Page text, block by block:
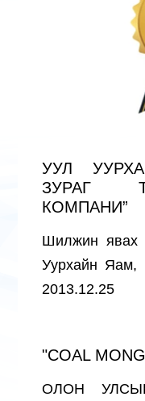
УУЛ
ЗУРАГ
КОМПАНИ”
Шилжин явах
Уурхайн Яам,
2013.12.25
"COAL
ОЛОН